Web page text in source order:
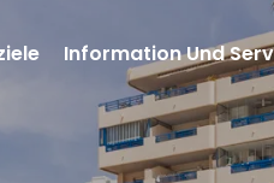
Information Und